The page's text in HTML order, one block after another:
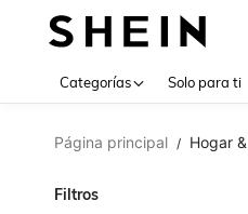
Categorías Solo para ti
Página principal / Hogar
Filtros